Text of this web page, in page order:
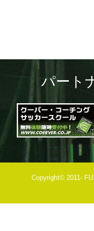
パート
Copyright© 2011-